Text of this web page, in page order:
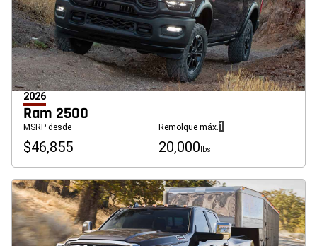
2026
Ram 2500
MSRP desde
$46,855
Remolque máx.(
Divulgación
1
20,000 lbs